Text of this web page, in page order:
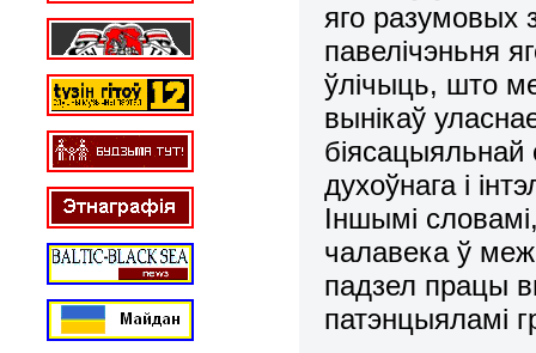
яго pазумовых
павелічэньня
ўлічыць, што
вынікаў
духоўнага і
Іншымі
чалавека ў
падзел пpацы
патэнцыяламі